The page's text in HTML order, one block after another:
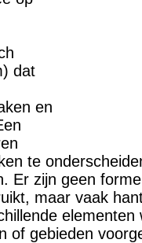
dat
en
te
Er zijn geen
maar vaak
elementen
of gebieden